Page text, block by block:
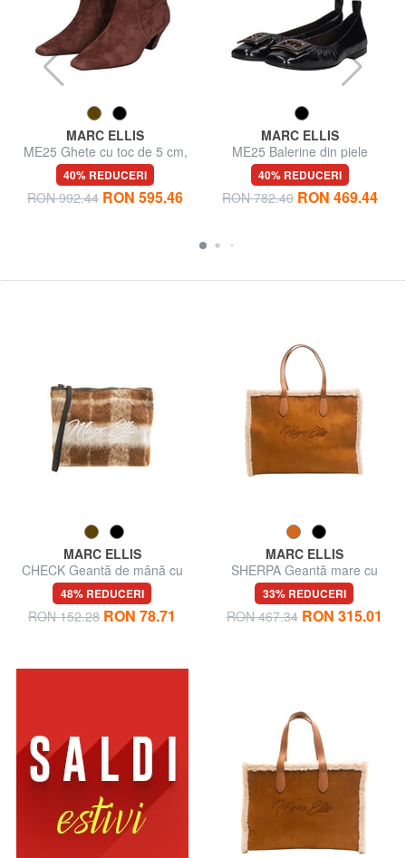
MARC ELLIS
ME25 Ghete cu toc de 5 cm,
din piele
40% REDUCERI
RON 992.44 RON 595.46
MARC ELLIS
ME25 Balerine din piele
40% REDUCERI
RON 782.40 RON 469.44
MARC ELLIS
CHECK Geantă de mână cu
manșetă
48% REDUCERI
RON 152.28 RON 78.71
MARC ELLIS
SHERPA Geantă mare cu
curea de umăr
33% REDUCERI
RON 467.34 RON 315.01